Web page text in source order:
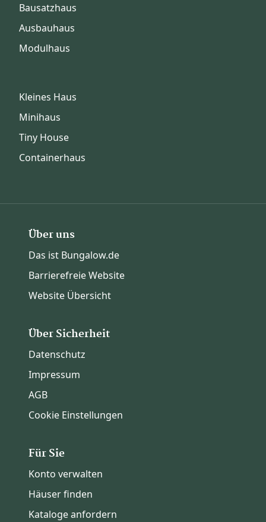
Bausatzhaus
Ausbauhaus
Modulhaus
Kleines Haus
Minihaus
Tiny House
Containerhaus
Über uns
Das ist Bungalow.de
Barrierefreie Website
Website Übersicht
Über Sicherheit
Datenschutz
Impressum
AGB
Cookie Einstellungen
Für Sie
Konto verwalten
Häuser finden
Kataloge anfordern